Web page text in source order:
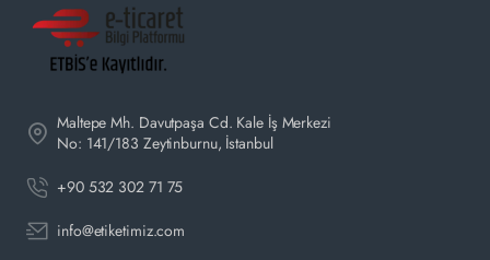
Maltepe Mh. Davutpaşa Cd. Kale İş Merkezi
No: 141/183 Zeytinburnu, İstanbul
+90 532 302 71 75
info@etiketimiz.com